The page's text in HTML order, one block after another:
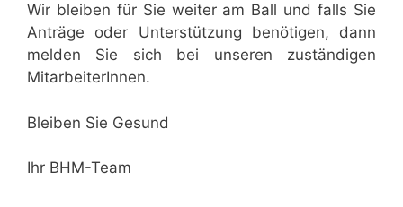
Wir bleiben für Sie weiter am Ball und falls Sie
Anträge oder Unterstützung benötigen, dann
melden Sie sich bei unseren zuständigen
MitarbeiterInnen.
Bleiben Sie Gesund
Ihr BHM-Team